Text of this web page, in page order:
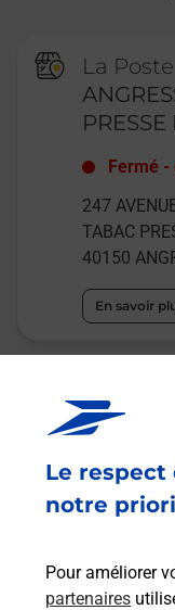
Le respect
notre
Pour améliorer
partenaires
La
Fermé -
247
TABAC
40150
En savoir
Fermé-
102
En savoir